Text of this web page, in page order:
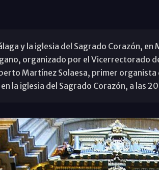
y la iglesia del Sagrado Corazón, en
organizado por el Vicerrectorado
Martínez Solaesa, primer organista
la iglesia del Sagrado Corazón, a las